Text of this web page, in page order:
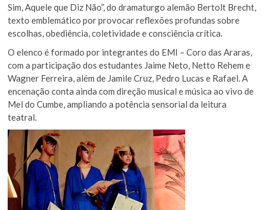
Sim, Aquele que Diz Não”, do dramaturgo alemão Bertolt Brecht,
texto emblemático por provocar reflexões profundas sobre
escolhas, obediência, coletividade e consciência crítica.
O elenco é formado por integrantes do EMI – Coro das Araras,
com a participação dos estudantes Jaime Neto, Netto Rehem e
Wagner Ferreira, além de Jamile Cruz, Pedro Lucas e Rafael. A
encenação conta ainda com direção musical e música ao vivo de
Mel do Cumbe, ampliando a potência sensorial da leitura
teatral.